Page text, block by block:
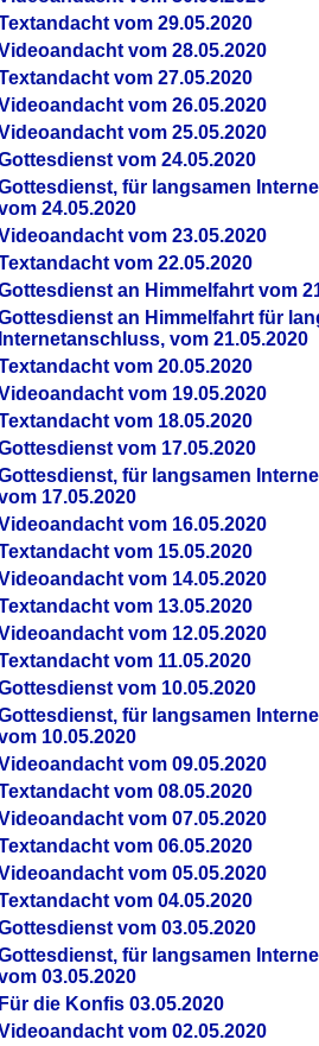
vom 29.05.2020
vom 28.05.2020
vom 27.05.2020
vom 26.05.2020
vom 25.05.2020
vom 24.05.2020
für langsamen
24.05.2020
vom 23.05.2020
vom 22.05.2020
an Himmelfahrt vom
an Himmelfahrt für
Internetanschluss, vom 21.05.2020
vom 20.05.2020
vom 19.05.2020
vom 18.05.2020
vom 17.05.2020
für langsamen
17.05.2020
vom 16.05.2020
vom 15.05.2020
vom 14.05.2020
vom 13.05.2020
vom 12.05.2020
vom 11.05.2020
vom 10.05.2020
für langsamen
10.05.2020
vom 09.05.2020
vom 08.05.2020
vom 07.05.2020
vom 06.05.2020
vom 05.05.2020
vom 04.05.2020
vom 03.05.2020
für langsamen
03.05.2020
Für die Konfis 03.05.2020
vom 02.05.2020